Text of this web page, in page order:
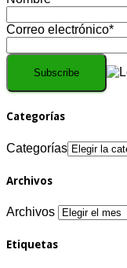
Correo electrónico*
Categorías
Categorías
Archivos
Archivos
Etiquetas